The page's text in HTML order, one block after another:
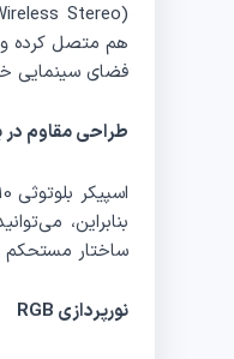
هم متصل کرده و
فضای سینمایی
طراحی مقاوم در
بنابراین،
ساختار
نورپردازی RGB